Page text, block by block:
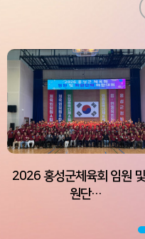
2026 홍성군체육회 임원
원단…